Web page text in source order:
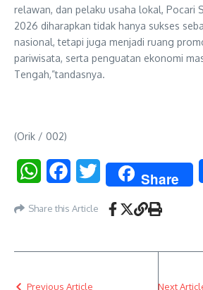
relawan, dan pelaku usaha lokal, Pocari
2026 diharapkan tidak hanya sukses
nasional, tetapi juga menjadi ruang
pariwisata, serta penguatan ekonomi
Tengah,”tandasnya.
(Orik / 002)
WhatsAppFacebookTwitter Share
Share this Article
Previous Article Next